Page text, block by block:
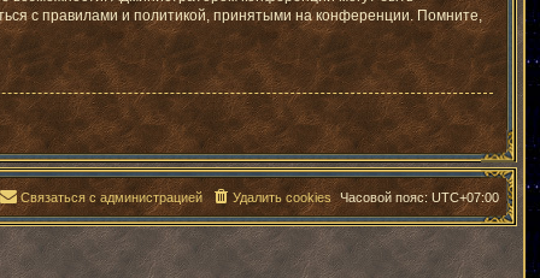
с правилами и политикой, принятыми на конференции. Помните,
Часовой пояс:UTC+07:00
Удалить cookies
Связаться с администрацией